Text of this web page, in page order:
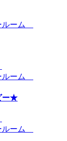
ルーム
ルーム
ー★
ルーム